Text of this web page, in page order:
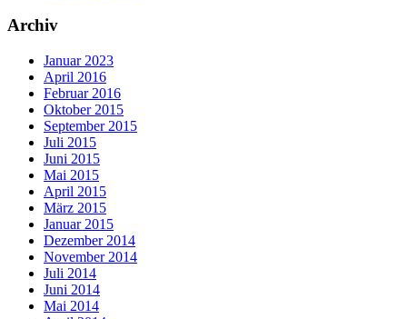
Archiv
Januar 2023
April 2016
Februar 2016
Oktober 2015
September 2015
Juli 2015
Juni 2015
Mai 2015
April 2015
März 2015
Januar 2015
Dezember 2014
November 2014
Juli 2014
Juni 2014
Mai 2014